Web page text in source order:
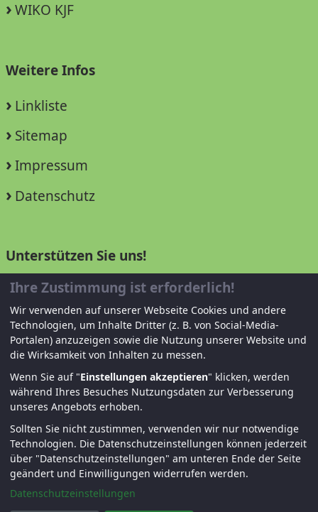
WIKO KJF
Weitere Infos
Linkliste
Sitemap
Impressum
Datenschutz
Unterstützen Sie uns!
Mitglied werden
Spenden und helfen
© KJF Regensburg – Alle Rechte vorbehalten. |
Fernwartung|Anmelden
Ihre Zustimmung ist erforderlich!
Wir verwenden auf unserer Webseite Cookies und andere
Technologien, um Inhalte Dritter (z. B. von Social-Media-
Portalen) anzuzeigen sowie die Nutzung unserer Website und
die Wirksamkeit von Inhalten zu messen.
Wenn Sie auf "Einstellungen akzeptieren" klicken, werden
während Ihres Besuches Nutzungsdaten zur Verbesserung
unseres Angebots erhoben.
Sollten Sie nicht zustimmen, verwenden wir nur notwendige
Technologien. Die Datenschutzeinstellungen können jederzeit
über "Datenschutzeinstellungen" am unteren Ende der Seite
geändert und Einwilligungen widerrufen werden.
Datenschutzeinstellungen